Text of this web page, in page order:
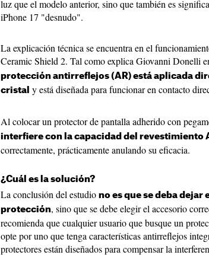
luz que el modelo anterior, sino que también es
iPhone 17 "desnudo".
La explicación técnica se encuentra en el
Ceramic Shield 2. Tal como explica Giovanni Donelli
protección antirreflejos (AR) está aplicada
cristal y está diseñada para funcionar en contacto
Al colocar un protector de pantalla adherido con
interfiere con la capacidad del revestimiento
correctamente, prácticamente anulando su eficacia.
¿Cuál es la solución?
La conclusión del estudio no es que se deba dejar
protección, sino que se debe elegir el accesorio
recomienda que cualquier usuario que busque un
opte por uno que tenga características antirreflejos
protectores están diseñados para compensar la